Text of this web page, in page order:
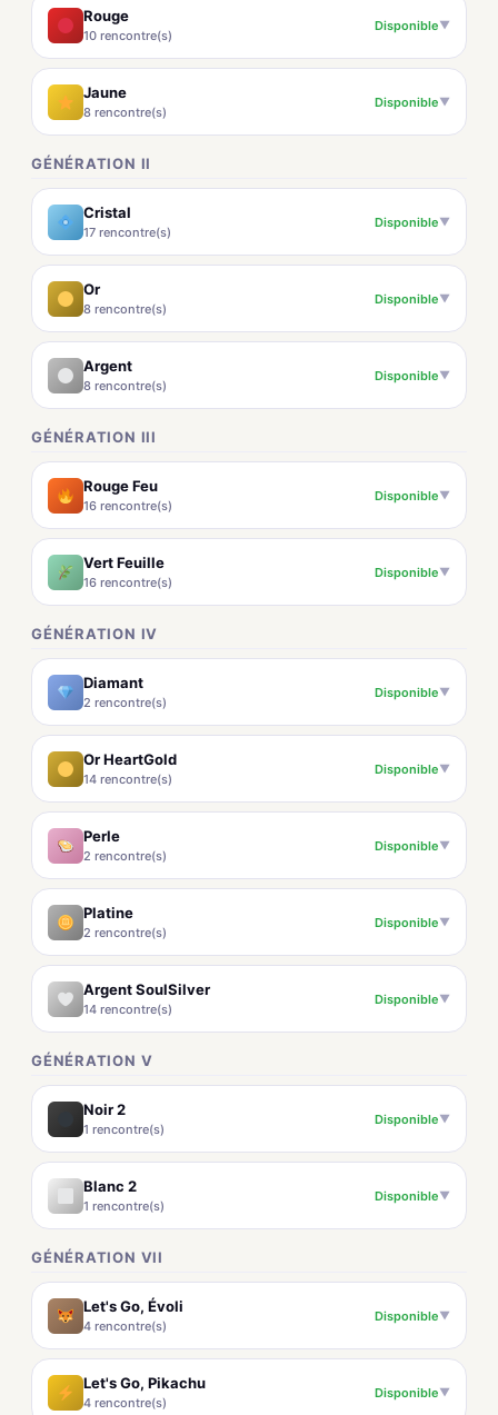
Rouge
10 rencontre(s)
Disponible▼
Jaune
8 rencontre(s)
Disponible▼
GÉNÉRATION II
Cristal
17 rencontre(s)
Disponible▼
Or
8 rencontre(s)
Disponible▼
Argent
8 rencontre(s)
Disponible▼
GÉNÉRATION III
Rouge Feu
16 rencontre(s)
Disponible▼
Vert Feuille
16 rencontre(s)
Disponible▼
GÉNÉRATION IV
Diamant
2 rencontre(s)
Disponible▼
Or HeartGold
14 rencontre(s)
Disponible▼
Perle
2 rencontre(s)
Disponible▼
Platine
2 rencontre(s)
Disponible▼
Argent SoulSilver
14 rencontre(s)
Disponible▼
GÉNÉRATION V
Noir 2
1 rencontre(s)
Disponible▼
Blanc 2
1 rencontre(s)
Disponible▼
GÉNÉRATION VII
Let's Go, Évoli
4 rencontre(s)
Disponible▼
Let's Go, Pikachu
4 rencontre(s)
Disponible▼